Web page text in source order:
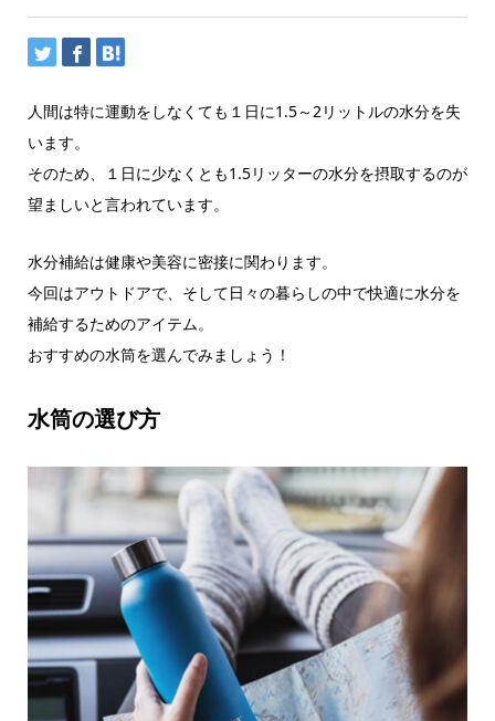
人間は特に運動をしなくても１日に1.5～2リットルの水分を失
います。
そのため、１日に少なくとも1.5リッターの水分を摂取するのが
望ましいと言われています。
水分補給は健康や美容に密接に関わります。
今回はアウトドアで、そして日々の暮らしの中で快適に水分を
補給するためのアイテム。
おすすめの水筒を選んでみましょう！
水筒の選び方